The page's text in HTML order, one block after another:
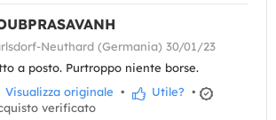
Neuthard (Germania) 30/01/23
a posto. Purtroppo niente borse.
Visualizza originale • Utile? •
verificato